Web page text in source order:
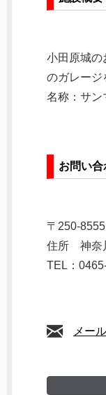
小田原城の
のガレージ
名称：サン
お問い合
〒250-8555
住所 神奈
TEL：
メー